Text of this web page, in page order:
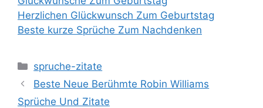
Herzlichen Glückwunsch Zum Geburtstag
Beste kurze Sprüche Zum Nachdenken
Categories
spruche-zitate
Beste Neue Berühmte Robin Williams
Sprüche Und Zitate